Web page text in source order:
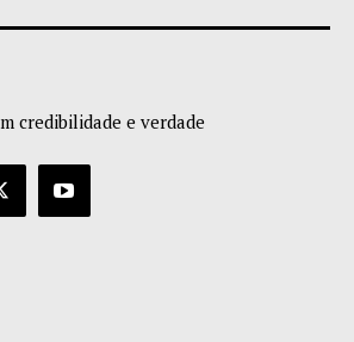
credibilidade e verdade